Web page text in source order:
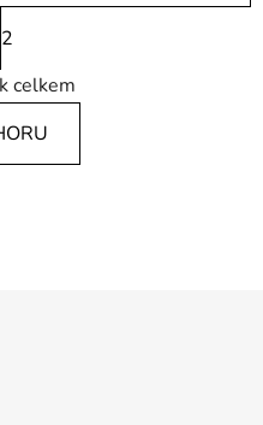
2
celkem